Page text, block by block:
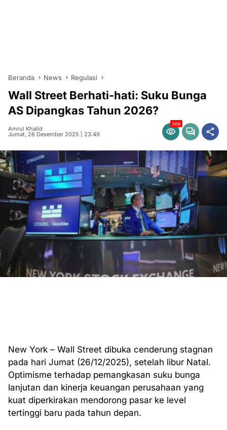
Beranda News Regulasi
Wall Street Berhati-hati: Suku Bunga
AS Dipangkas Tahun 2026?
Amrul Khalid
Jumat, 26 Desember 2025 | 23:49
366
New York – Wall Street dibuka cenderung stagnan
pada hari Jumat (26/12/2025), setelah libur Natal.
Optimisme terhadap pemangkasan suku bunga
lanjutan dan kinerja keuangan perusahaan yang
kuat diperkirakan mendorong pasar ke level
tertinggi baru pada tahun depan.